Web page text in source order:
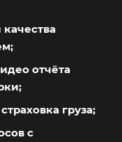
отчёта
груза;
с